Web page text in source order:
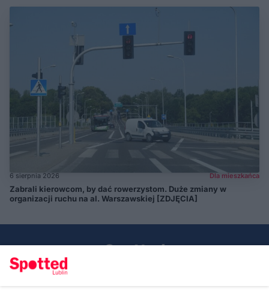
6 sierpnia 2026 Dla mieszkańca
Zabrali kierowcom, by dać rowerzystom. Duże zmiany w
organizacji ruchu na al. Warszawskiej [ZDJĘCIA]